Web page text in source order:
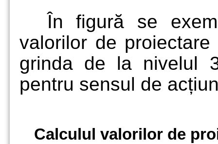
În figură se
valorilor de
grinda de la nivelul
pentru sensul de
Calculul valorilor de